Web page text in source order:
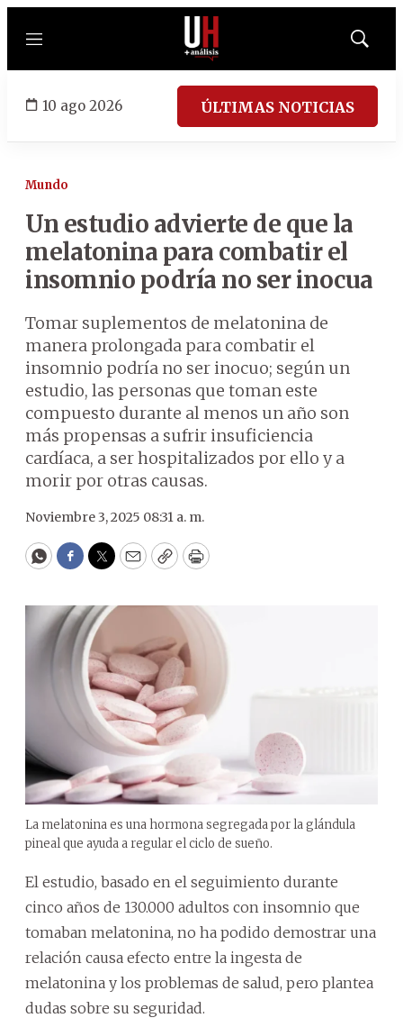
Menú
Mostrar
10 ago 2026 ÚLTIMAS NOTICIAS
Mundo
Un estudio advierte de que la
melatonina para combatir el
insomnio podría no ser inocua
Tomar suplementos de melatonina de
manera prolongada para combatir el
insomnio podría no ser inocuo; según un
estudio, las personas que toman este
compuesto durante al menos un año son
más propensas a sufrir insuficiencia
cardíaca, a ser hospitalizados por ello y a
morir por otras causas.
Noviembre 3, 2025 08:31 a. m.
WhatsApp
Facebook
Twitter
EmailCopyPrint
La melatonina es una hormona segregada por la glándula
pineal que ayuda a regular el ciclo de sueño.
El estudio, basado en el seguimiento durante
cinco años de 130.000 adultos con insomnio que
tomaban melatonina, no ha podido demostrar una
relación causa efecto entre la ingesta de
melatonina y los problemas de salud, pero plantea
dudas sobre su seguridad.